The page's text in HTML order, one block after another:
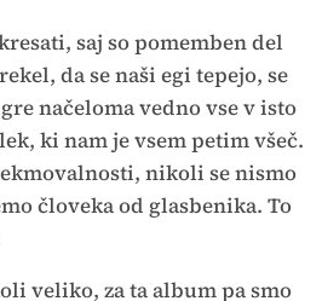
saj so pomemben del
da se naši egi tepejo, se
načeloma vedno vse v isto
ki nam je vsem petim všeč.
nikoli se nismo
človeka od glasbenika. To
veliko, za ta album pa smo